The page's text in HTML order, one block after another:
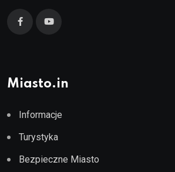
Miasto.in
Informacje
Turystyka
Bezpieczne Miasto